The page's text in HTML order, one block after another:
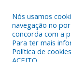
Todos os
Nós usamos
navegação no
concorda com a
Para ter mais
Política de
ACEITO.